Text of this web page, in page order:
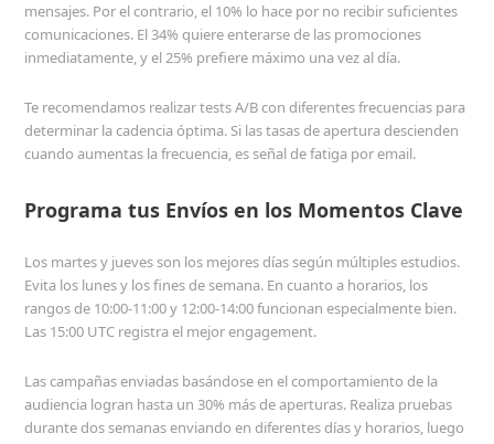
mensajes. Por el contrario, el 10% lo hace por no recibir suficientes
comunicaciones. El 34% quiere enterarse de las promociones
inmediatamente, y el 25% prefiere máximo una vez al día.
Te recomendamos realizar tests A/B con diferentes frecuencias para
determinar la cadencia óptima. Si las tasas de apertura descienden
cuando aumentas la frecuencia, es señal de fatiga por email.
Programa tus Envíos en los Momentos Clave
Los martes y jueves son los mejores días según múltiples estudios.
Evita los lunes y los fines de semana. En cuanto a horarios, los
rangos de 10:00-11:00 y 12:00-14:00 funcionan especialmente bien.
Las 15:00 UTC registra el mejor engagement.
Las campañas enviadas basándose en el comportamiento de la
audiencia logran hasta un 30% más de aperturas. Realiza pruebas
durante dos semanas enviando en diferentes días y horarios, luego